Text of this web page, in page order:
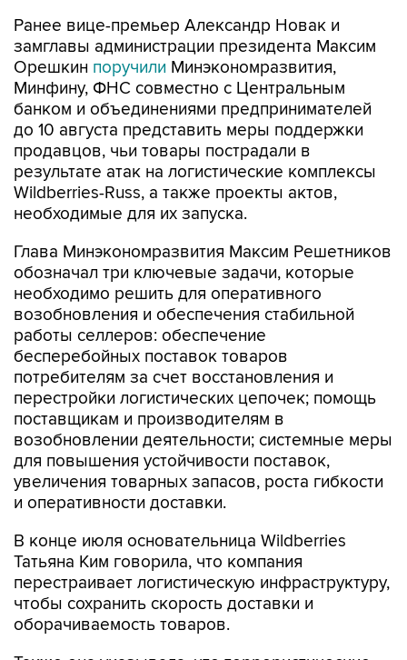
Ранее вице-премьер Александр Новак и
замглавы администрации президента Максим
Орешкин поручили Минэкономразвития,
Минфину, ФНС совместно с Центральным
банком и объединениями предпринимателей
до 10 августа представить меры поддержки
продавцов, чьи товары пострадали в
результате атак на логистические комплексы
Wildberries-Russ, а также проекты актов,
необходимые для их запуска.
Глава Минэкономразвития Максим Решетников
обозначал три ключевые задачи, которые
необходимо решить для оперативного
возобновления и обеспечения стабильной
работы селлеров: обеспечение
бесперебойных поставок товаров
потребителям за счет восстановления и
перестройки логистических цепочек; помощь
поставщикам и производителям в
возобновлении деятельности; системные меры
для повышения устойчивости поставок,
увеличения товарных запасов, роста гибкости
и оперативности доставки.
В конце июля основательница Wildberries
Татьяна Ким говорила, что компания
перестраивает логистическую инфраструктуру,
чтобы сохранить скорость доставки и
оборачиваемость товаров.